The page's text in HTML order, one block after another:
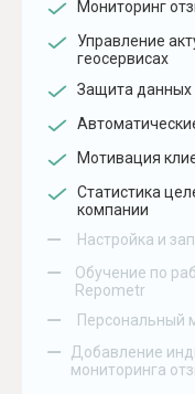
Мониторинг
Управление
геосервисах
Защита данных
Мотивация
Статистика
компании
– Настройка и
–
Обучение по
Repometr
– Персональный
–
Добавление
мониторинга